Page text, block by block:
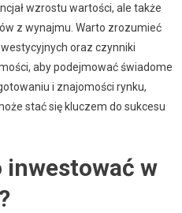
wzrostu wartości, ale także
z wynajmu. Warto zrozumieć
oraz czynniki
aby podejmować świadome
i znajomości rynku,
stać się kluczem do sukcesu
inwestować w